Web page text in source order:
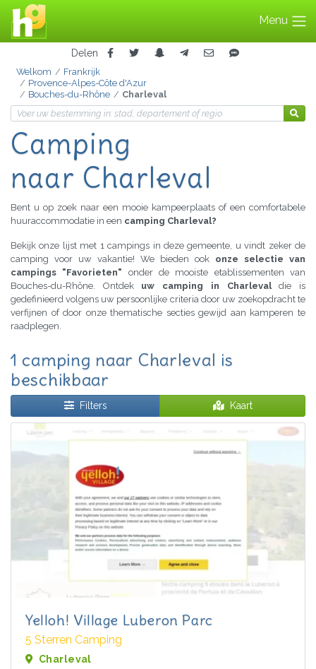
Menu
Delen
Welkom
Frankrijk
Provence-Alpes-Côte d'Azur
Bouches-du-Rhône
Charleval
Camping
naar Charleval
Bent u op zoek naar een mooie kampeerplaats of een comfortabele
huuraccommodatie in een camping Charleval?
Bekijk onze lijst met 1 campings in deze gemeente, u vindt zeker de
camping voor uw vakantie! We bieden ook onze selectie van
campings "Favorieten" onder de mooiste etablissementen van
Bouches-du-Rhône. Ontdek uw camping in Charlevaldie is
gedefinieerd volgens uw persoonlijke criteria door uw zoekopdracht te
verfijnen of door onze thematische secties gewijd aan kamperen te
raadplegen.
1 camping naar Charleval is
beschikbaar
Filters Kaart
Yelloh! Village Luberon Parc
5 Sterren Camping
Charleval